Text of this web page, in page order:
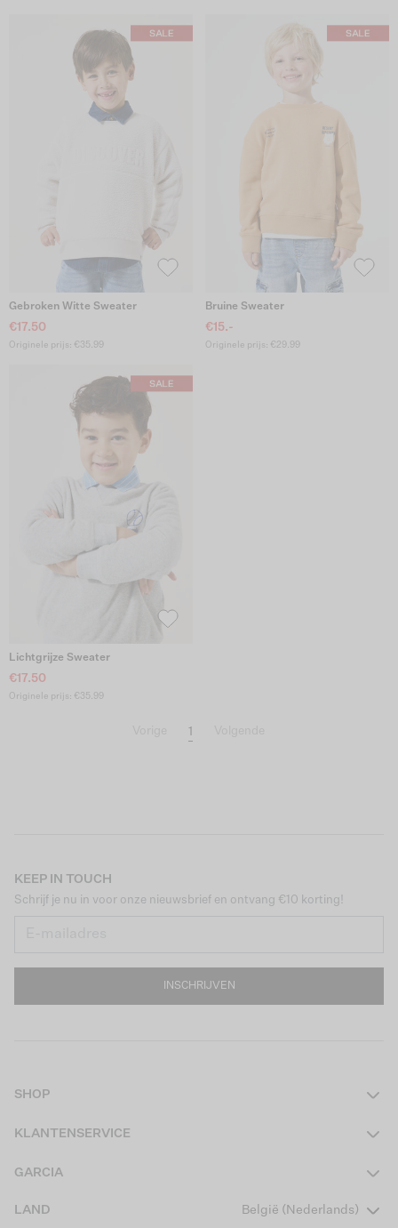
Gebroken Witte Sweater
€17.50
Originele prijs: €35.99
Bruine Sweater
€15.-
Originele prijs: €29.99
Lichtgrijze Sweater
€17.50
Originele prijs: €35.99
1
KEEP IN TOUCH
Schrijf je nu in voor onze nieuwsbrief en ontvang €10 korting!
INSCHRIJVEN
SHOP
Boys Teens
KLANTENSERVICE
GARCIA
LAND België (Nederlands)